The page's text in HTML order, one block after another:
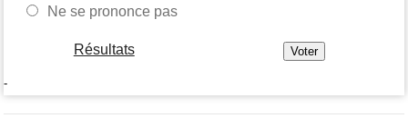
Ne se prononce pas
Résultats
-